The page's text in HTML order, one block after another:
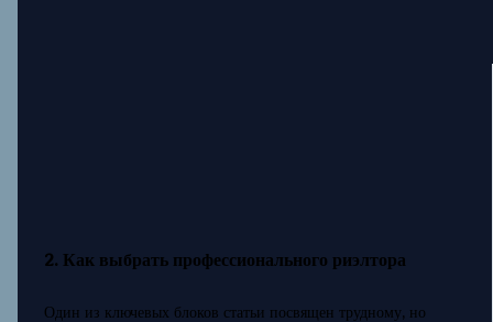
2. Как выбрать профессионального риэлтора
Один из ключевых блоков статьи посвящен трудному, но